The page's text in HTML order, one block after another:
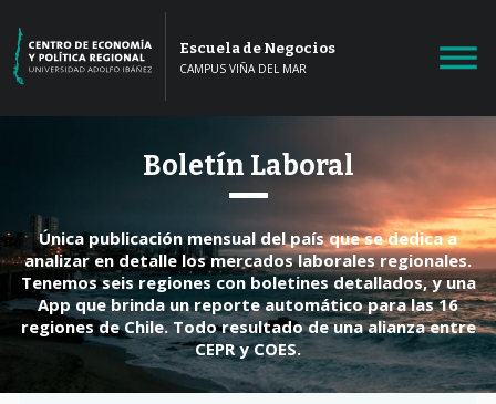
Escuela de Negocios
CAMPUS VIÑA DEL MAR
Boletín Laboral
Única publicación mensual del país que se dedica a
analizar en detalle los mercados laborales regionales.
Tenemos seis regiones con boletines detallados, y una
App que brinda un reporte automático para las 16
regiones de Chile. Todo resultado de una alianza entre
CEPR y COES.